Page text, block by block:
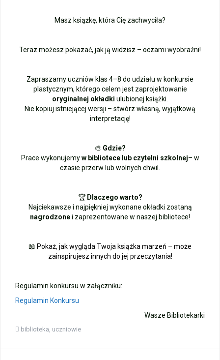
Masz książkę, która Cię zachwyciła?
Teraz możesz pokazać, jak ją widzisz – oczami wyobraźni!
Zapraszamy uczniów klas 4–8 do udziału w konkursie
plastycznym, którego celem jest zaprojektowanie
oryginalnej okładki ulubionej książki.
Nie kopiuj istniejącej wersji – stwórz własną, wyjątkową
interpretację!
🎨 Gdzie?
Prace wykonujemyw bibliotece lub czytelni szkolnej– w
czasie przerw lub wolnych chwil.
🏆 Dlaczego warto?
Najciekawsze i najpiękniej wykonane okładki zostaną
nagrodzonei zaprezentowane w naszej bibliotece!
📖 Pokaż, jak wygląda Twoja książka marzeń – może
zainspirujesz innych do jej przeczytania!
Regulamin konkursu w załączniku:
Regulamin Konkursu
Wasze Bibliotekarki
biblioteka, uczniowie